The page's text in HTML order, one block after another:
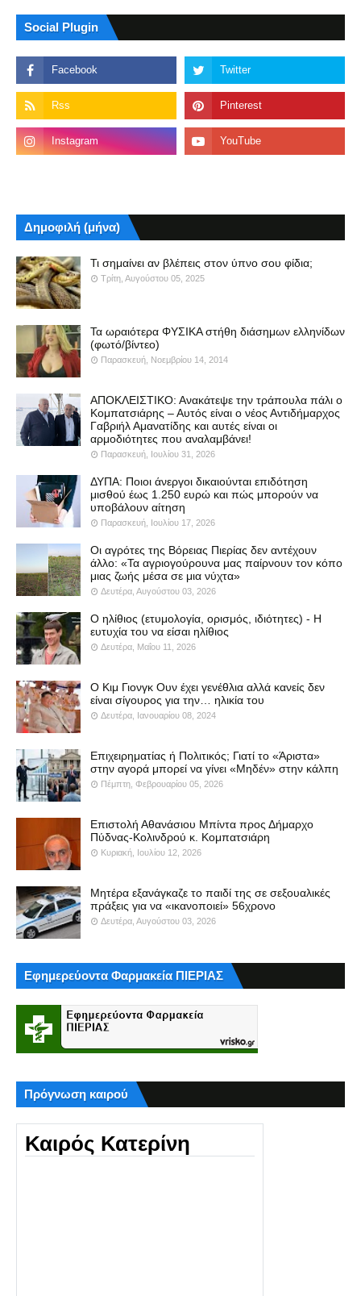
Social Plugin
Δημοφιλή (μήνα)
Τι σημαίνει αν βλέπεις στον ύπνο σου φίδια;
Τρίτη, Αυγούστου 05, 2025
Τα ωραιότερα ΦΥΣΙΚΑ στήθη διάσημων ελληνίδων
(φωτό/βίντεο)
Παρασκευή, Νοεμβρίου 14, 2014
ΑΠΟΚΛΕΙΣΤΙΚΟ: Ανακάτεψε την τράπουλα πάλι ο
Κομπατσιάρης – Αυτός είναι ο νέος Αντιδήμαρχος
Γαβριήλ Αμανατίδης και αυτές είναι οι
αρμοδιότητες που αναλαμβάνει!
Παρασκευή, Ιουλίου 31, 2026
ΔΥΠΑ: Ποιοι άνεργοι δικαιούνται επιδότηση
μισθού έως 1.250 ευρώ και πώς μπορούν να
υποβάλουν αίτηση
Παρασκευή, Ιουλίου 17, 2026
Οι αγρότες της Βόρειας Πιερίας δεν αντέχουν
άλλο: «Τα αγριογούρουνα μας παίρνουν τον κόπο
μιας ζωής μέσα σε μια νύχτα»
Δευτέρα, Αυγούστου 03, 2026
Ο ηλίθιος (ετυμολογία, ορισμός, ιδιότητες) - Η
ευτυχία του να είσαι ηλίθιος
Δευτέρα, Μαΐου 11, 2026
Ο Κιμ Γιονγκ Ουν έχει γενέθλια αλλά κανείς δεν
είναι σίγουρος για την… ηλικία του
Δευτέρα, Ιανουαρίου 08, 2024
Επιχειρηματίας ή Πολιτικός; Γιατί το «Άριστα»
στην αγορά μπορεί να γίνει «Μηδέν» στην κάλπη
Πέμπτη, Φεβρουαρίου 05, 2026
Επιστολή Αθανάσιου Μπίντα προς Δήμαρχο
Πύδνας-Κολινδρού κ. Κομπατσιάρη
Κυριακή, Ιουλίου 12, 2026
Μητέρα εξανάγκαζε το παιδί της σε σεξουαλικές
πράξεις για να «ικανοποιεί» 56χρονο
Δευτέρα, Αυγούστου 03, 2026
Εφημερεύοντα Φαρμακεία ΠΙΕΡΙΑΣ
Πρόγνωση καιρού
Καιρός Κατερίνη